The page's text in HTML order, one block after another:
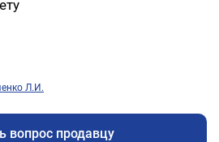
Л.И.
вопрос продавцу